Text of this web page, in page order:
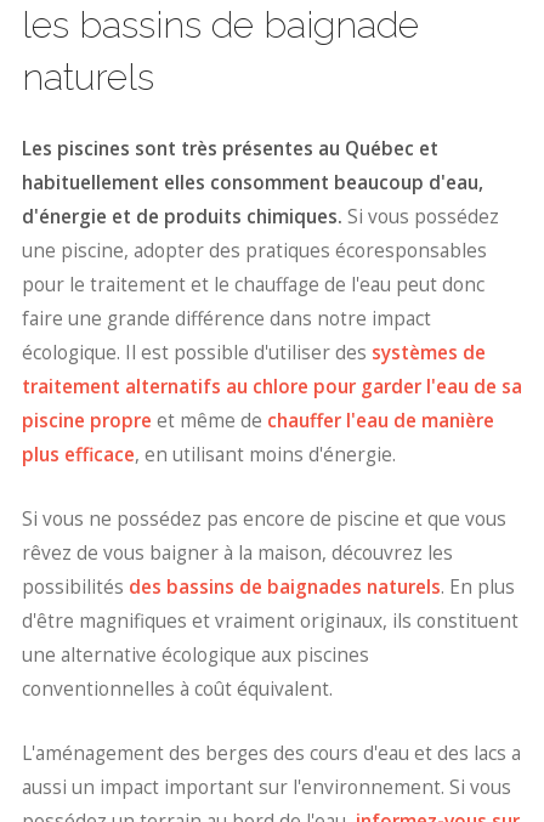
les bassins de baignade
naturels
Les piscines sont très présentes au Québec et
habituellement elles consomment beaucoup d'eau,
d'énergie et de produits chimiques. Si vous possédez
une piscine, adopter des pratiques écoresponsables
pour le traitement et le chauffage de l'eau peut donc
faire une grande différence dans notre impact
écologique. Il est possible d'utiliser des systèmes de
traitement alternatifs au chlore pour garder l'eau de sa
piscine propre et même de chauffer l'eau de manière
plus efficace, en utilisant moins d'énergie.
Si vous ne possédez pas encore de piscine et que vous
rêvez de vous baigner à la maison, découvrez les
possibilités des bassins de baignades naturels. En plus
d'être magnifiques et vraiment originaux, ils constituent
une alternative écologique aux piscines
conventionnelles à coût équivalent.
L'aménagement des berges des cours d'eau et des lacs a
aussi un impact important sur l'environnement. Si vous